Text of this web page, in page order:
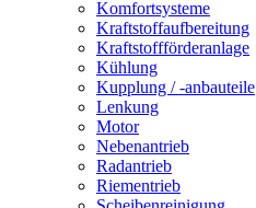
Komfortsysteme
Kraftstoffaufbereitung
Kraftstoffförderanlage
Kühlung
Kupplung / -anbauteile
Lenkung
Motor
Nebenantrieb
Radantrieb
Riementrieb